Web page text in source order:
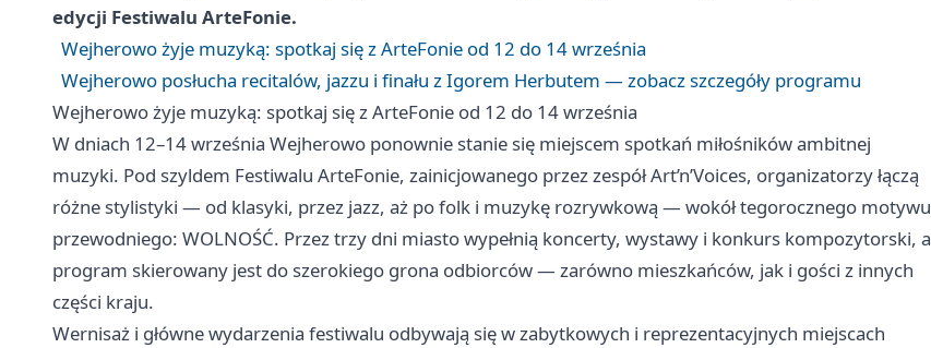
edycji Festiwalu ArteFonie.
Wejherowo żyje muzyką: spotkaj się z ArteFonie od 12 do 14 września
Wejherowo posłucha recitalów, jazzu i finału z Igorem Herbutem — zobacz szczegóły programu
Wejherowo żyje muzyką: spotkaj się z ArteFonie od 12 do 14 września
W dniach 12–14 września Wejherowo ponownie stanie się miejscem spotkań miłośników ambitnej
muzyki. Pod szyldem Festiwalu ArteFonie, zainicjowanego przez zespół Art’n’Voices, organizatorzy łączą
różne stylistyki — od klasyki, przez jazz, aż po folk i muzykę rozrywkową — wokół tegorocznego motywu
przewodniego: WOLNOŚĆ. Przez trzy dni miasto wypełnią koncerty, wystawy i konkurs kompozytorski, a
program skierowany jest do szerokiego grona odbiorców — zarówno mieszkańców, jak i gości z innych
części kraju.
Wernisaż i główne wydarzenia festiwalu odbywają się w zabytkowych i reprezentacyjnych miejscach